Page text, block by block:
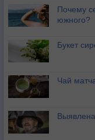
Почему
южного?
Букет
Чай